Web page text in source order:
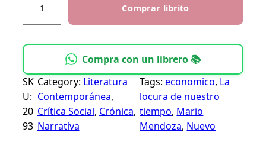
r
o
u
g
h
5
l
o
u
r
a
d
e
Comprar librito
Compra con un librero 📚
SK
U:
20
93
Category: Literatura
Contemporánea
Crítica Social, Crónica
Narrativa
Tags:economico, La
locura de nuestro
tiempo, Mario
Mendoza, Nuevo